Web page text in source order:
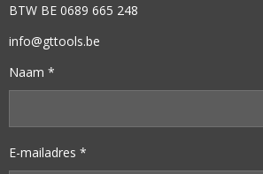
BTW BE 0689 665 248
info@gttools.be
Naam *
E-mailadres *